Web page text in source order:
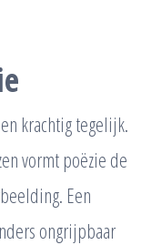
krachtig tegelijk.
vormt poëzie de
Een
ongrijpbaar